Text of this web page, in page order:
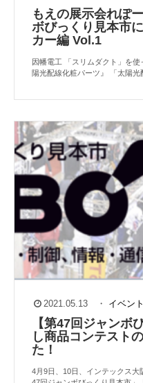
もえの展示会れぽ
ボびっくり見本市
カー編 Vol.1
因幡電工 「スリムダクト」を
陽光配線化粧パーツ』 「太陽光
2021.05.13 ・ イベント
【第47回ジャンボ
し商品コンテスト
た！
4月9日、10日、インテックス